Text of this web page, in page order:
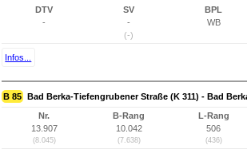
DTV
-
SV
-
(-)
BPL
WB
Infos...
B 85 Bad Berka-Tiefengrubener Straße (K 311) - Bad
Nr.
13.907
(8.045)
B-Rang
10.042
(7.638)
L-Rang
506
(436)